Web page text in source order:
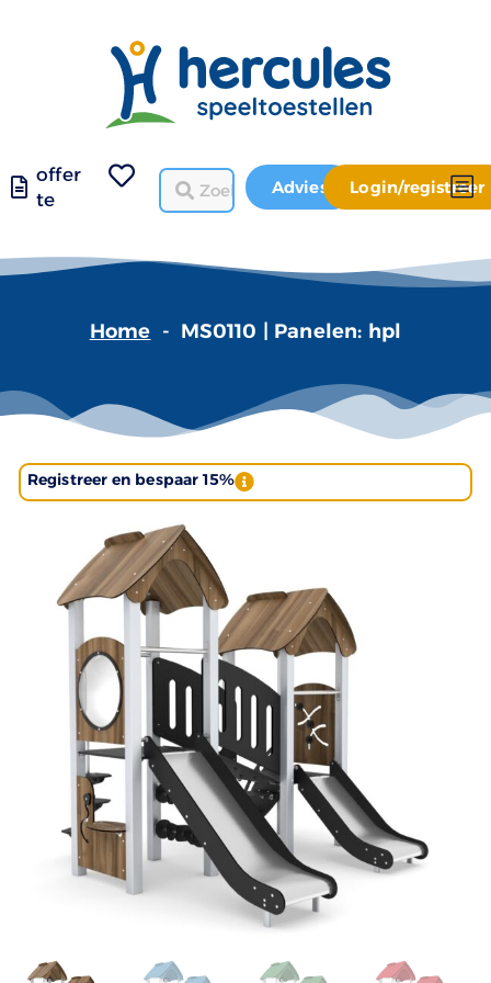
offer
te
Advies Login/registreer
Home - MS0110 | Panelen: hpl
Registreer en bespaar 15%